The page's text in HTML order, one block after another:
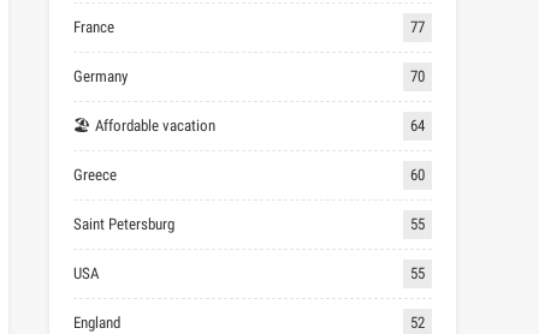
France 77
Germany 70
🏖 Affordable vacation 64
Greece 60
Saint Petersburg 55
USA 55
England 52